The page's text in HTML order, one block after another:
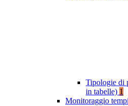
Tipologie di
in tabelle) 1
Monitoraggio